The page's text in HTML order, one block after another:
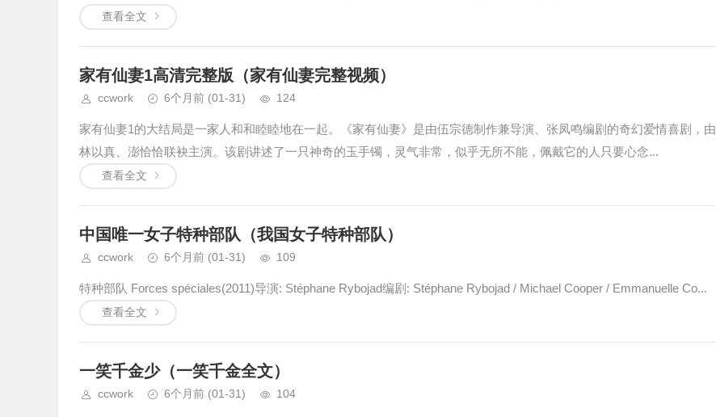
查看全文
家有仙妻1高清完整版（家有仙妻完整视频）
ccwork 6个月前 (01-31) 124
家有仙妻1的大结局是一家人和和睦睦地在一起。《家有仙妻》是由伍宗德制作兼导演、张凤鸣编剧的奇幻爱情喜剧，由
林以真、澎恰恰联袂主演。该剧讲述了一只神奇的玉手镯，灵气非常，似乎无所不能，佩戴它的人只要心念...
查看全文
中国唯一女子特种部队（我国女子特种部队）
ccwork 6个月前 (01-31) 109
特种部队 Forces spéciales(2011)导演: Stéphane Rybojad编剧: Stéphane Rybojad / Michael Cooper / Emmanuelle Co...
查看全文
一笑千金少（一笑千金全文）
ccwork 6个月前 (01-31) 104